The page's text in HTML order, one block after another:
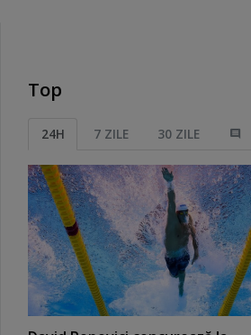
Top
24H 7 ZILE 30 ZILE